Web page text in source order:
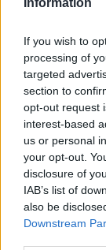
If you wish to
processing of
targeted
section to
opt-out request
interest-based
us or personal
your opt-out.
disclosure of
IAB’s list of
also be
Downstream
Paroles +
Commentaires
Pour
Vous aimez